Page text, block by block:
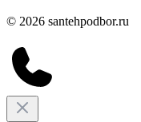
© 2026 santehpodbor.ru